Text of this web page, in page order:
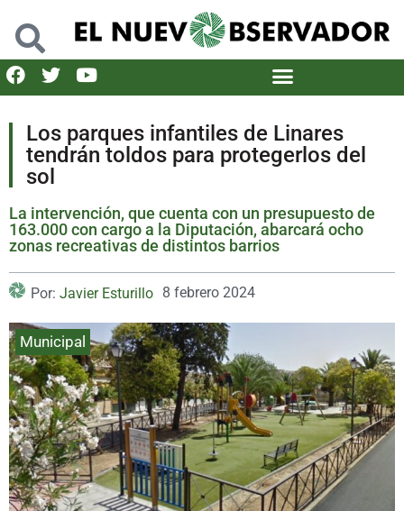
Los parques infantiles de Linares
tendrán toldos para protegerlos del
sol
La intervención, que cuenta con un presupuesto de
163.000 con cargo a la Diputación, abarcará ocho
zonas recreativas de distintos barrios
Por: Javier Esturillo 8 febrero 2024
Municipal